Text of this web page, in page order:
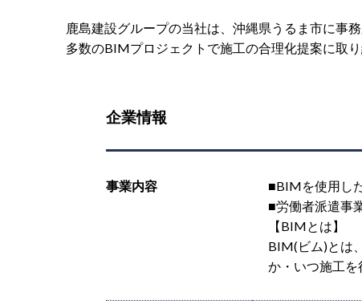
鹿島建設グループの当社は、沖縄県うるま市に事
多数のBIMプロジェクトで施工の合理化提案に取
企業情報
事業内容
■BIMを使用し
■労働者派遣事
【BIMとは】
BIM(ビム)とは
か・いつ施工を